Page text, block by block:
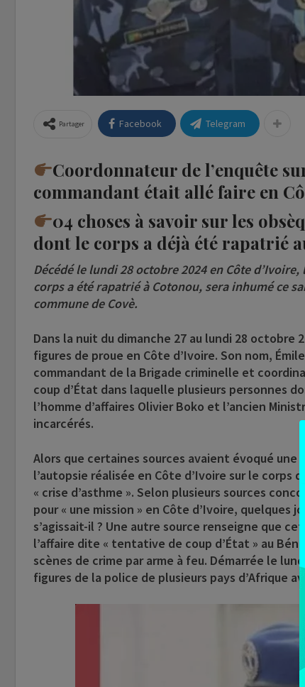
Partager Facebook Telegram
Coordonnateur de l’enquête
commandant était allé faire en
04 choses à savoir sur les
dont le corps a déjà été rapatrié
Décédé le lundi 28 octobre 2024 en Côte
corps a été rapatrié à Cotonou, sera inhumé ce
commune de Covè.
Dans la nuit du dimanche 27 au lundi 28 octobre
figures de proue en Côte d’Ivoire. Son nom,
commandant de la Brigade criminelle et
coup d’État dans laquelle plusieurs personnes
l’homme d’affaires Olivier Boko et l’ancien
incarcérés.
Alors que certaines sources avaient évoqué une
l’autopsie réalisée en Côte d’Ivoire sur le corps
« crise d’asthme ». Selon plusieurs sources
pour « une mission » en Côte d’Ivoire, quelques
s’agissait-il ? Une autre source renseigne que
l’affaire dite « tentative de coup d’État » au
scènes de crime par arme à feu. Démarrée le
figures de la police de plusieurs pays d’Afrique